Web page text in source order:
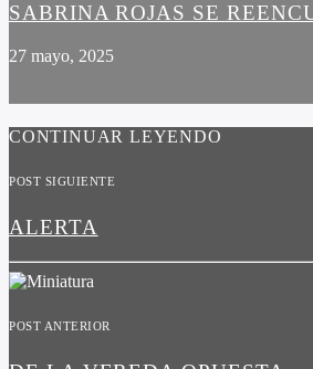
SABRINA ROJAS SE
27 mayo, 2025
CONTINUAR LEYENDO
POST SIGUIENTE
ALERTA
POST ANTERIOR